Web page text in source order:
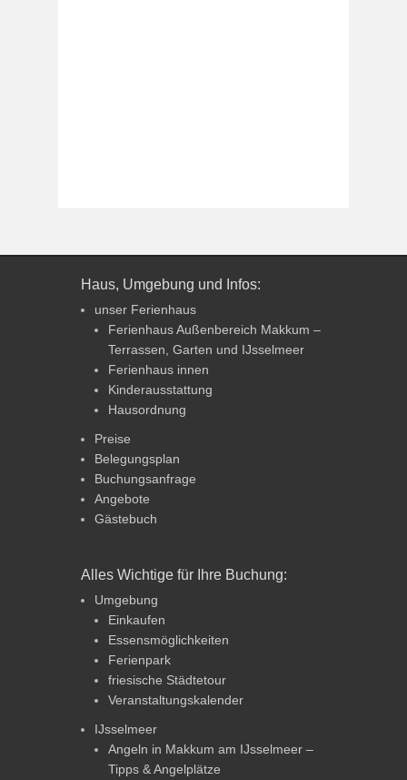
Haus, Umgebung und Infos:
unser Ferienhaus
Ferienhaus Außenbereich Makkum –
Terrassen, Garten und IJsselmeer
Ferienhaus innen
Kinderausstattung
Hausordnung
Preise
Belegungsplan
Buchungsanfrage
Angebote
Gästebuch
Alles Wichtige für Ihre Buchung:
Umgebung
Einkaufen
Essensmöglichkeiten
Ferienpark
friesische Städtetour
Veranstaltungskalender
IJsselmeer
Angeln in Makkum am IJsselmeer –
Tipps & Angelplätze